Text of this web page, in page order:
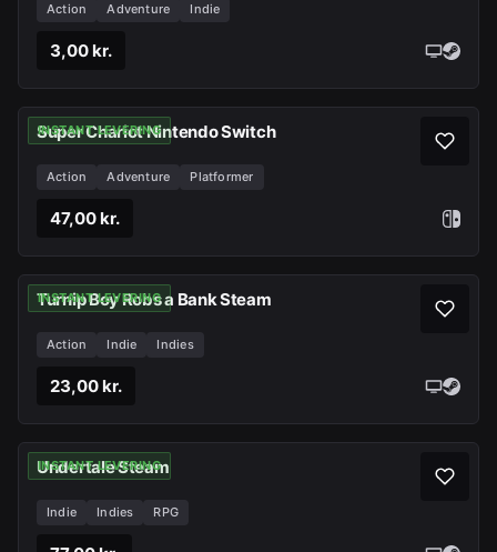
Action Adventure Indie
3,00 kr.
INSTANT LEVERING
Super Chariot Nintendo Switch
Action Adventure Platformer
47,00 kr.
INSTANT LEVERING
Turnip Boy Robs a Bank Steam
Action Indie Indies
23,00 kr.
INSTANT LEVERING
Undertale Steam
Indie Indies RPG